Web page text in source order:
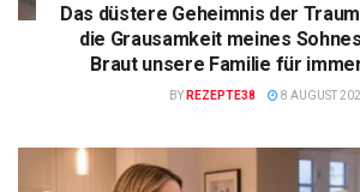
Das düstere Geheimnis der
die Grausamkeit meines
Braut unsere Familie für
BY REZEPTE38 8 AUGUST